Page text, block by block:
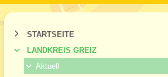
STARTSEITE
LANDKREIS GREIZ
Aktuell